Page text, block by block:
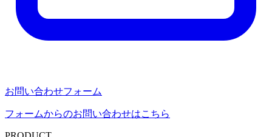
お問い合わせフォーム
フォームからのお問い合わせはこちら